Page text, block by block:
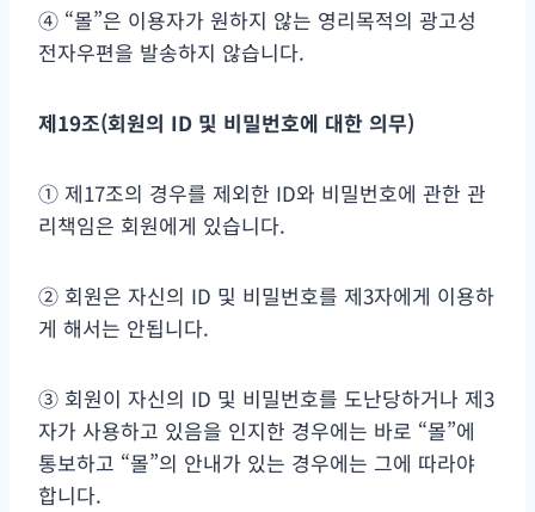
④ “몰”은 이용자가 원하지 않는 영리목적의 광고성
전자우편을 발송하지 않습니다.
제19조(회원의 ID 및 비밀번호에 대한 의무)
① 제17조의 경우를 제외한 ID와 비밀번호에 관한 관
리책임은 회원에게 있습니다.
② 회원은 자신의 ID 및 비밀번호를 제3자에게 이용하
게 해서는 안됩니다.
③ 회원이 자신의 ID 및 비밀번호를 도난당하거나 제3
자가 사용하고 있음을 인지한 경우에는 바로 “몰”에
통보하고 “몰”의 안내가 있는 경우에는 그에 따라야
합니다.